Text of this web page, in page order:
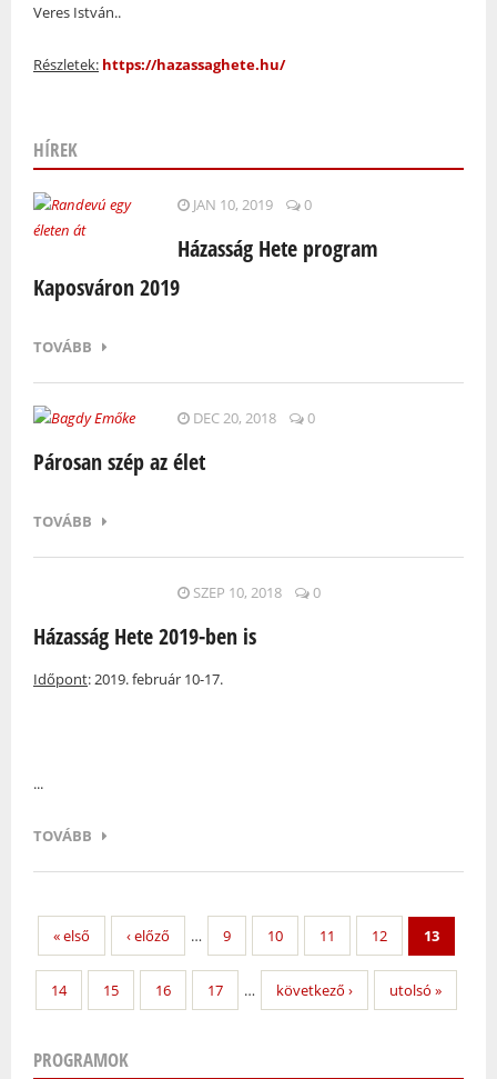
Veres István..
Részletek: https://hazassaghete.hu/
HÍREK
JAN 10, 2019 0
Házasság Hete program
Kaposváron 2019
TOVÁBB
DEC 20, 2018 0
Párosan szép az élet
TOVÁBB
SZEP 10, 2018 0
Házasság Hete 2019-ben is
Időpont: 2019. február 10-17.
...
TOVÁBB
Oldalak
« első ‹ előző … 9 10 11 12 13
14 15 16 17 … következő › utolsó »
PROGRAMOK